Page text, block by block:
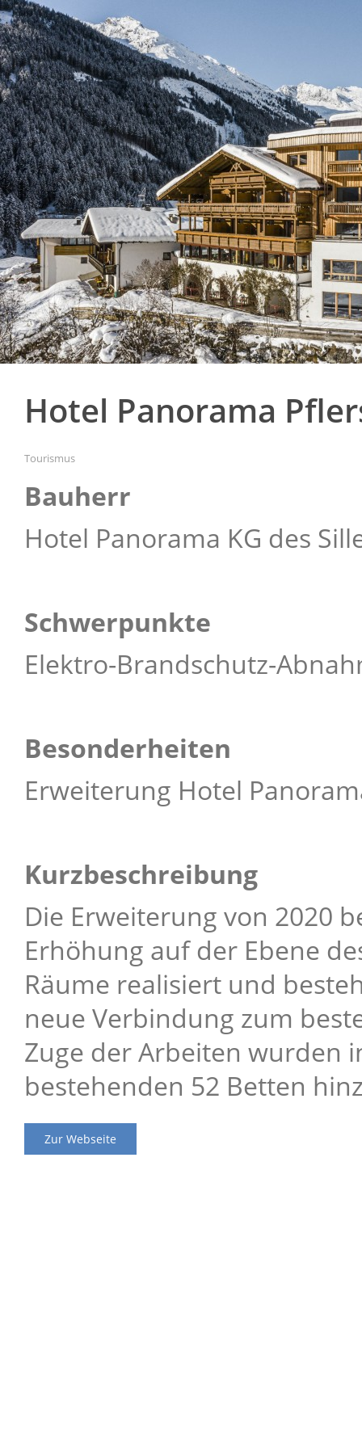
Hotel Panorama
Tourismus
Bauherr
Hotel Panorama KG des
Schwerpunkte
Elektro-Brandschutz-
Besonderheiten
Erweiterung Hotel
Kurzbeschreibung
Die Erweiterung von 2020
Erhöhung auf der Ebene
Räume realisiert und
neue Verbindung zum
Zuge der Arbeiten wurden
bestehenden 52 Betten
Zur Webseite